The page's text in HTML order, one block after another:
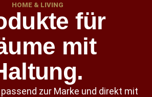
HOME & LIVING
für
mit
zur Marke und direkt mit